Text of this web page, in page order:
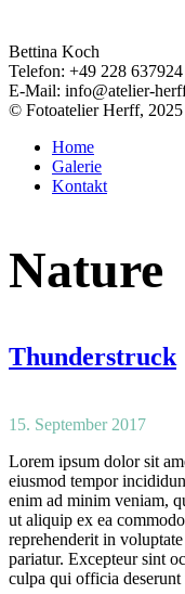
Bettina Koch
Telefon: +49 228 637924
E-Mail: info@atelier-
© Fotoatelier Herff, 2025
Home
Galerie
Kontakt
Nature
Thunderstruck
15. September 2017
Lorem ipsum dolor sit
eiusmod tempor
enim ad minim veniam,
ut aliquip ex ea
reprehenderit in
pariatur. Excepteur sint
culpa qui officia